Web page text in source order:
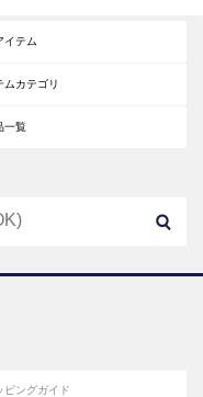
イテム
ムカテゴリ
一覧
ピングガイド